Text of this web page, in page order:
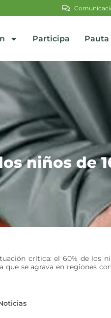
Participa Pauta
niños de
crítica: el 60% de los
se agrava en regiones